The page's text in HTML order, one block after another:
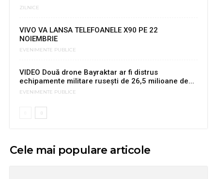
ZILNICE
VIVO VA LANSA TELEFOANELE X90 PE 22
NOIEMBRIE
EVENIMENTE PUBLICE
VIDEO Două drone Bayraktar ar fi distrus
echipamente militare rusești de 26,5 milioane de...
EVENIMENTE PUBLICE
Cele mai populare articole